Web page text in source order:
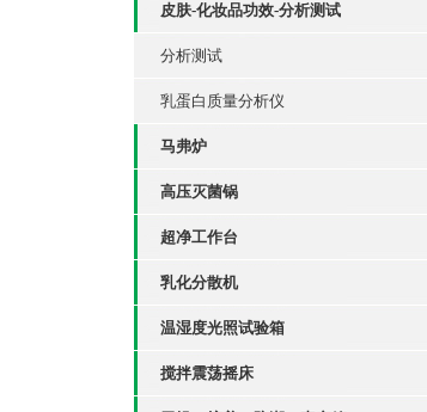
皮肤-化妆品功效-分析测试
分析测试
乳蛋白质量分析仪
马弗炉
高压灭菌锅
超净工作台
乳化分散机
温湿度光照试验箱
搅拌震荡摇床